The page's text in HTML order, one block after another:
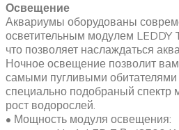
Освещение
Аквариумы оборудованы
осветительным модулем LEDDY
что позволяет наслаждаться
Ночное освещение позволит
самыми пугливыми
специально подобраный спектр
рост водорослей.
• Мощность модуля освещения: